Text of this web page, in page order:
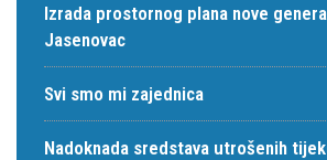
Izrada prostornog plana nove
Jasenovac
Svi smo mi zajednica
Nadoknada sredstava utrošenih